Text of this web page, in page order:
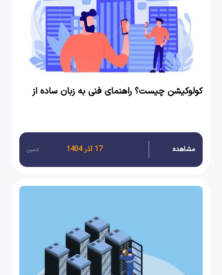
کولوکیشن چیست؟ راهنمای فنی به زبان ساده از
مشاهده 17 آذر 1404 ادمین